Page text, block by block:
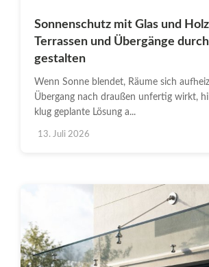
Sonnenschutz mit Glas und
Terrassen und Übergänge
gestalten
Wenn Sonne blendet, Räume sich
Übergang nach draußen unfertig wirkt,
klug geplante Lösung a...
13. Juli 2026